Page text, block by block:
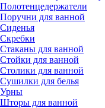
Полотенцедержатели
Поручни для ванной
Сиденья
Скребки
Стаканы для ванной
Стойки для ванной
Столики для ванной
Сушилки для белья
Урны
Шторы для ванной